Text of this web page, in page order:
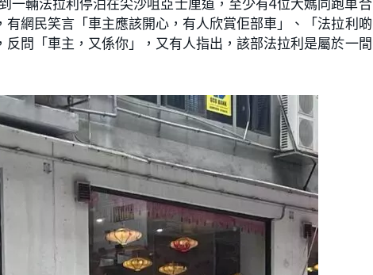
一輛法拉利停泊在尖沙咀亞士厘道，至少有4位大媽同跑車合
網民笑言「車主應該開心，有人欣賞佢部車」、「法拉利啲
問「車主，又係你」，又有人指出，該部法拉利是屬於一間